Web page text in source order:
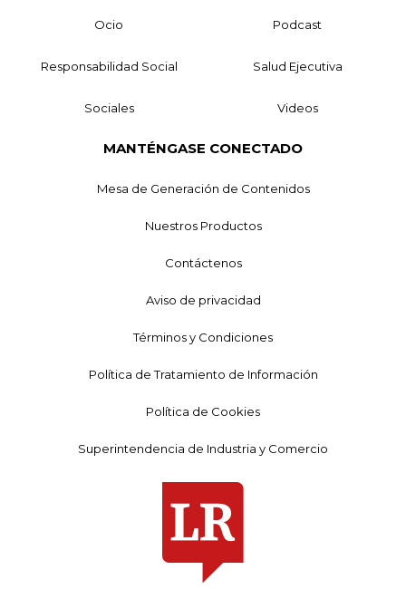
Ocio Podcast
Responsabilidad Social Salud Ejecutiva
Sociales Videos
MANTÉNGASE CONECTADO
Mesa de Generación de Contenidos
Nuestros Productos
Contáctenos
Aviso de privacidad
Términos y Condiciones
Política de Tratamiento de Información
Política de Cookies
Superintendencia de Industria y Comercio